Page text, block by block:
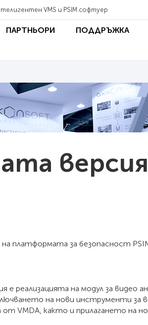
VMS и PSIM софтуер
ПАРТНЬОРИ ПОДДРЪЖКА
платформата за безопасност
реализацията на модул за видео
на нови инструменти за
от VMDA, както и прилагането на